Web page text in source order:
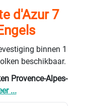
d'Azur 7
binnen 1
beschikbaar.
Provence-Alpes-
...